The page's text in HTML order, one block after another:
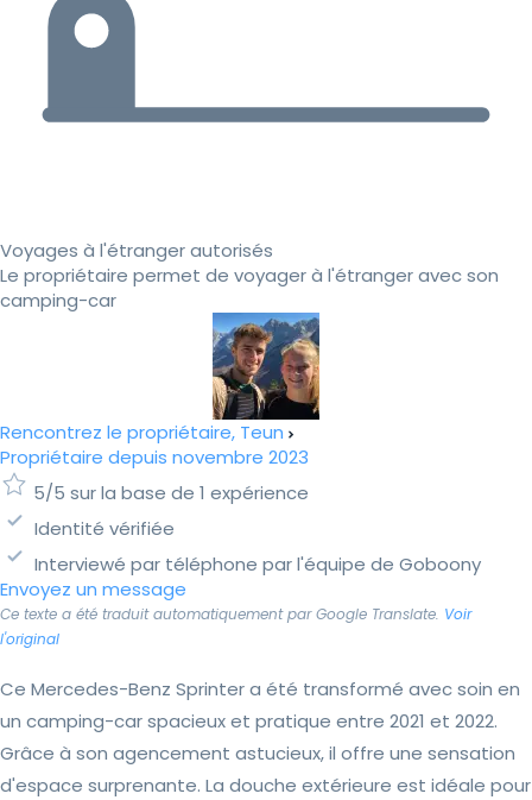
Voyages à l'étranger autorisés
Le propriétaire permet de voyager à l'étranger avec son
camping-car
Rencontrez le propriétaire, Teun
Propriétaire depuis novembre 2023
5/5 sur la base de 1 expérience
Identité vérifiée
Interviewé par téléphone par l'équipe de Goboony
Envoyez un message
Ce texte a été traduit automatiquement par Google Translate. Voir
l'original
Ce Mercedes-Benz Sprinter a été transformé avec soin en
un camping-car spacieux et pratique entre 2021 et 2022.
Grâce à son agencement astucieux, il offre une sensation
d'espace surprenante. La douche extérieure est idéale pour